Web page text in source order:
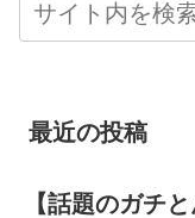
最近の投稿
【話題のガチ